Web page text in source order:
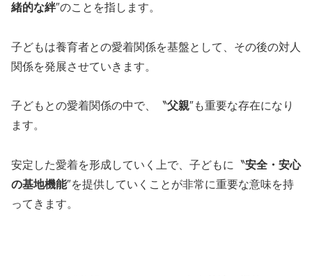
緒的な絆″のことを指します。
子どもは養育者との愛着関係を基盤として、その後の対人
関係を発展させていきます。
子どもとの愛着関係の中で、〝父親″も重要な存在になり
ます。
安定した愛着を形成していく上で、子どもに〝安全・安心
の基地機能″を提供していくことが非常に重要な意味を持
ってきます。